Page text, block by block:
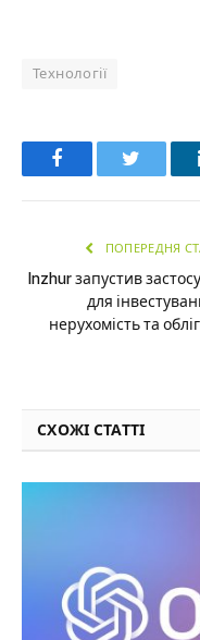
Технології
Facebook
ПОПЕРЕДНЯ
Inzhur запустив
для
нерухомість та
СХОЖІ СТАТТІ